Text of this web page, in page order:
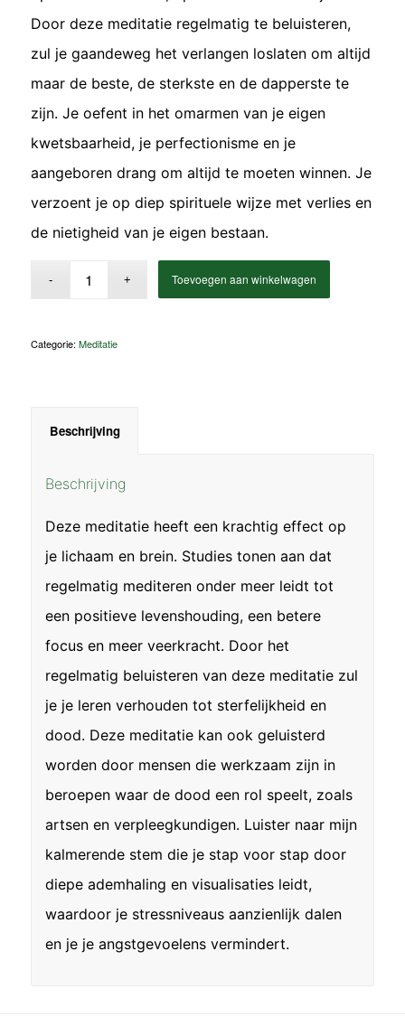
Door deze meditatie regelmatig te beluisteren,
zul je gaandeweg het verlangen loslaten om altijd
maar de beste, de sterkste en de dapperste te
zijn. Je oefent in het omarmen van je eigen
kwetsbaarheid, je perfectionisme en je
aangeboren drang om altijd te moeten winnen. Je
verzoent je op diep spirituele wijze met verlies en
de nietigheid van je eigen bestaan.
Toevoegen aan winkelwagen
Categorie: Meditatie
Beschrijving
Beschrijving
Deze meditatie heeft een krachtig effect op
je lichaam en brein. Studies tonen aan dat
regelmatig mediteren onder meer leidt tot
een positieve levenshouding, een betere
focus en meer veerkracht. Door het
regelmatig beluisteren van deze meditatie zul
je je leren verhouden tot sterfelijkheid en
dood. Deze meditatie kan ook geluisterd
worden door mensen die werkzaam zijn in
beroepen waar de dood een rol speelt, zoals
artsen en verpleegkundigen. Luister naar mijn
kalmerende stem die je stap voor stap door
diepe ademhaling en visualisaties leidt,
waardoor je stressniveaus aanzienlijk dalen
en je je angstgevoelens vermindert.